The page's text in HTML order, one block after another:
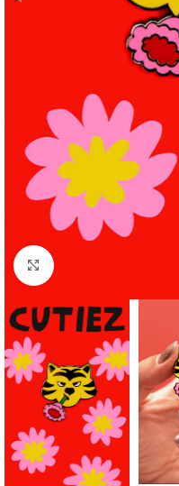
Κλικ για μεγέθυνση